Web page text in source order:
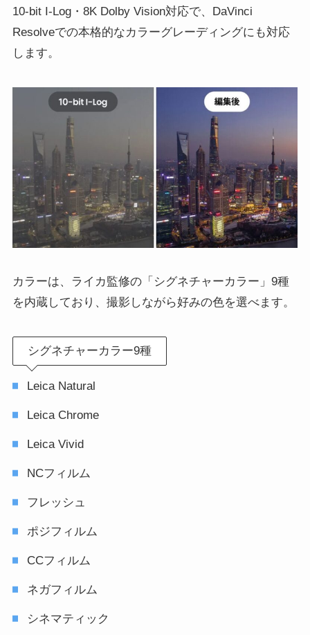
10-bit I-Log・8K Dolby Vision対応で、DaVinci
Resolveでの本格的なカラーグレーディングにも対応
します。
カラーは、ライカ監修の「シグネチャーカラー」9種
を内蔵しており、撮影しながら好みの色を選べます。
シグネチャーカラー9種
Leica Natural
Leica Chrome
Leica Vivid
NCフィルム
フレッシュ
ポジフィルム
CCフィルム
ネガフィルム
シネマティック